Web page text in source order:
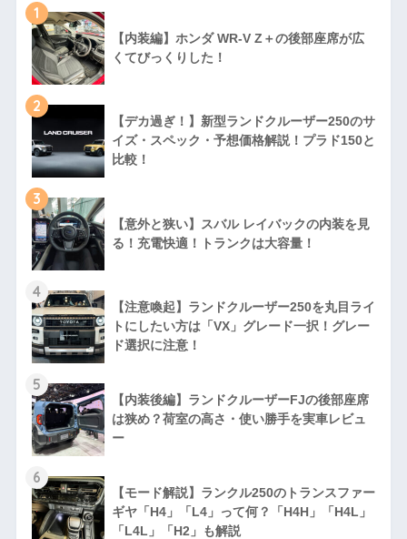
1
【内装編】ホンダ WR-V Z＋の後部座席が広
くてびっくりした！
2
【デカ過ぎ！】新型ランドクルーザー250のサ
イズ・スペック・予想価格解説！プラド150と
比較！
3
【意外と狭い】スバル レイバックの内装を見
る！充電快適！トランクは大容量！
4
【注意喚起】ランドクルーザー250を丸目ライ
トにしたい方は「VX」グレード一択！グレー
ド選択に注意！
5
【内装後編】ランドクルーザーFJの後部座席
は狭め？荷室の高さ・使い勝手を実車レビュ
ー
6
【モード解説】ランクル250のトランスファー
ギヤ「H4」「L4」って何？「H4H」「H4L」
「L4L」「H2」も解説